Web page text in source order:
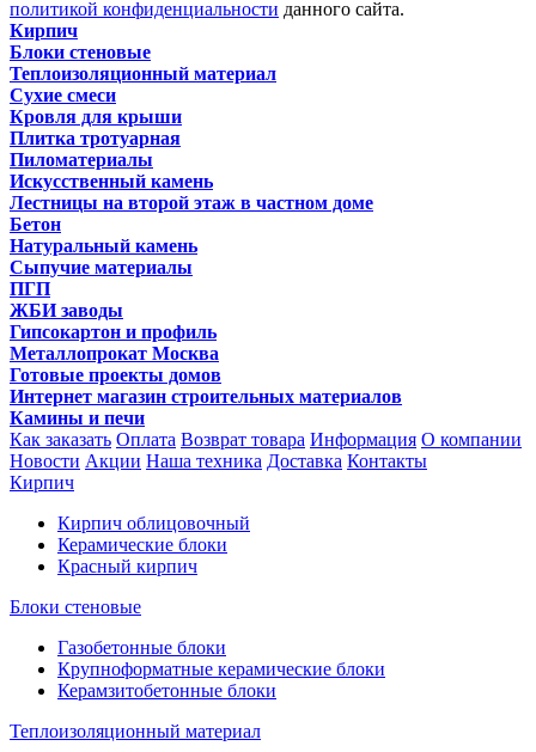
политикой конфиденциальности данного сайта.
Кирпич
Блоки стеновые
Теплоизоляционный материал
Сухие смеси
Кровля для крыши
Плитка тротуарная
Пиломатериалы
Искусственный камень
Лестницы на второй этаж в частном доме
Бетон
Натуральный камень
Сыпучие материалы
ПГП
ЖБИ заводы
Гипсокартон и профиль
Металлопрокат Москва
Готовые проекты домов
Интернет магазин строительных материалов
Камины и печи
Как заказать Оплата Возврат товара Информация О компании
Новости Акции Наша техника Доставка Контакты
Кирпич
Кирпич облицовочный
Керамические блоки
Красный кирпич
Блоки стеновые
Газобетонные блоки
Крупноформатные керамические блоки
Керамзитобетонные блоки
Теплоизоляционный материал